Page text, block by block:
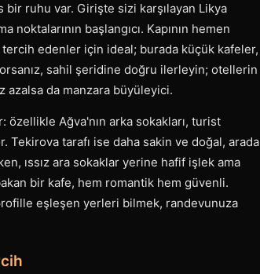
ruhu var. Girişte sizi karşılayan Likya
başlangıcı. Kapının hemen
edenler için ideal; burada küçük kafeler,
sahil şeridine doğru ilerleyin; otellerin
azalsa da manzara büyüleyici.
Ağva'nın arka sokakları, turist
Tekirova tarafı ise daha sakin ve doğal, arada
ıssız ara sokaklar yerine hafif işlek ama
bir kafe, hem romantik hem güvenli.
eşleşen yerleri bilmek, randevunuza